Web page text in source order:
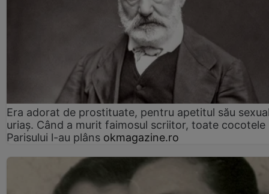
Era adorat de prostituate, pentru apetitul său
uriaș. Când a murit faimosul scriitor, toate cocotele
Parisului l-au plâns okmagazine.ro